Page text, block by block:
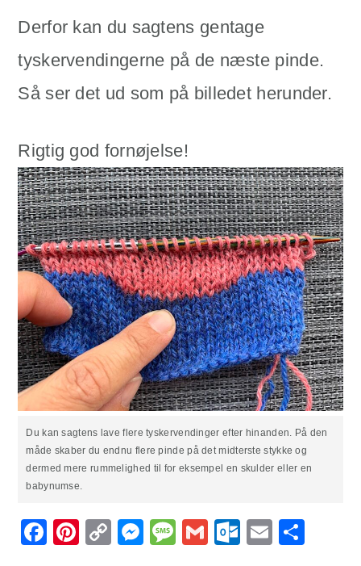
Derfor kan du sagtens gentage
tyskervendingerne på de næste pinde.
Så ser det ud som på billedet herunder.
Rigtig god fornøjelse!
Du kan sagtens lave flere tyskervendinger efter hinanden. På den
måde skaber du endnu flere pinde på det midterste stykke og
dermed mere rummelighed til for eksempel en skulder eller en
babynumse.
Facebook
Pinterest
CopyMessenger
Message
Gmail Email